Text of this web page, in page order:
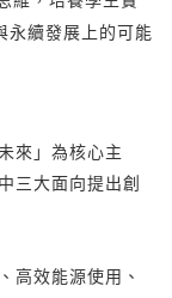
永續發展上的可能
來」為核心主
三大面向提出創
高效能源使用、